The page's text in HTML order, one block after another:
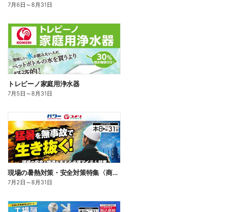
7月6日 ～8月31日
トレビーノ家庭用浄水器
7月5日 ～8月31日
現場の暑熱対策・安全対策特集〈商品一例〉
7月2日 ～8月31日